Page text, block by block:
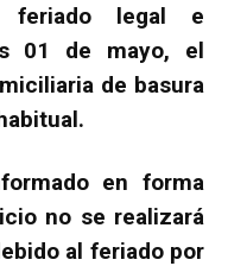
feriado legal e
01 de mayo, el
de basura
en forma
no se realizará
al feriado por